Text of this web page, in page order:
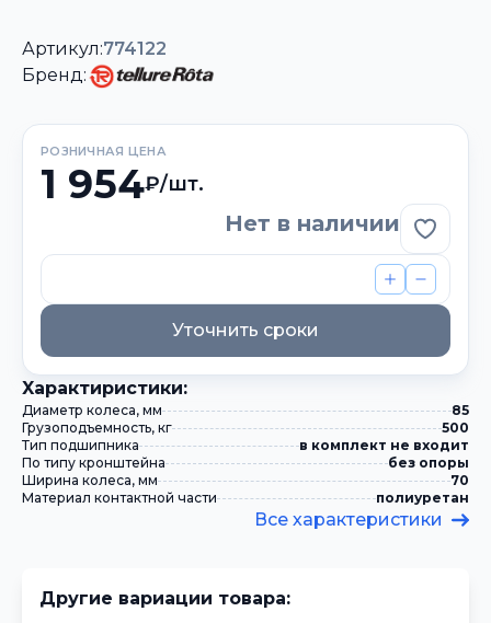
Артикул:774122
Бренд:
РОЗНИЧНАЯ ЦЕНА
1 954₽/шт.
Нет в наличии
Уточнить сроки
Xарактиристики:
Диаметр колеса, мм
85
Грузоподъемность, кг
500
Тип подшипника
в комплект не входит
По типу кронштейна
без опоры
Ширина колеса, мм
70
Материал контактной части
полиуретан
Все характеристики
Другие вариации товара: